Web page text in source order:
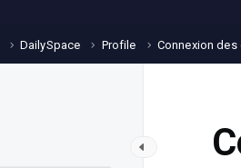
DailySpace Profile Connexion